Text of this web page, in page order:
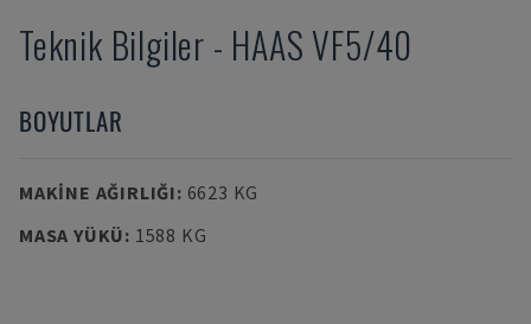
Teknik Bilgiler - HAAS VF5/40
BOYUTLAR
MAKINE AĞIRLIĞI: 6623 KG
MASA YÜKÜ: 1588 KG